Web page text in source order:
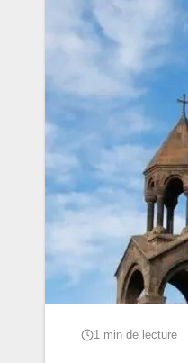
1 min de lecture